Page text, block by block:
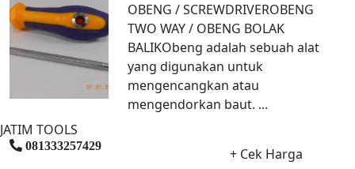
OBENG / SCREWDRIVEROBENG
TWO WAY / OBENG BOLAK
BALIKObeng adalah sebuah alat
yang digunakan untuk
mengencangkan atau
mengendorkan baut. ...
JATIM TOOLS
081333257429
+ Cek Harga